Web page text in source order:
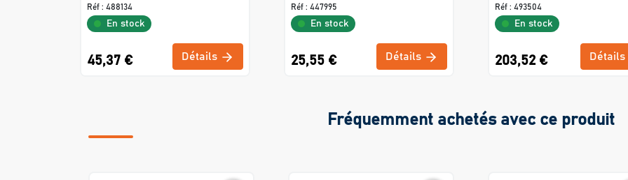
Réf : 488134
En stock
45,37 € Détails
Réf : 447995
En stock
25,55 € Détails
Réf : 493504
En stock
203,52 € Détails
Fréquemment achetés avec ce produit